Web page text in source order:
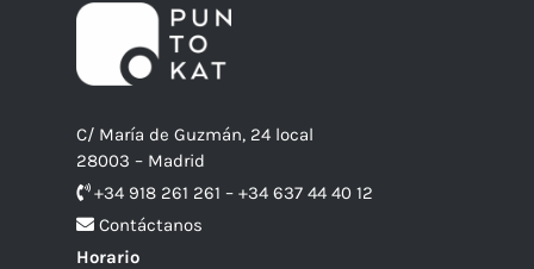
C/ María de Guzmán, 24 local
28003 – Madrid
+34 918 261 261 – +34 637 44 40 12
Contáctanos
Horario